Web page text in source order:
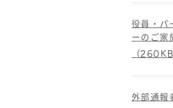
役員・パ
ーのご家
（
外部通報